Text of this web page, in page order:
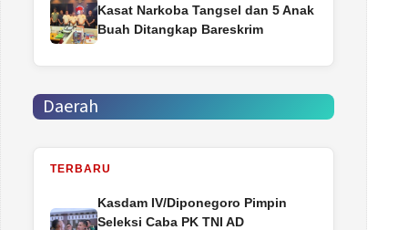
Kasat Narkoba Tangsel dan 5 Anak
Buah Ditangkap Bareskrim
Daerah
TERBARU
Kasdam IV/Diponegoro Pimpin
Seleksi Caba PK TNI AD